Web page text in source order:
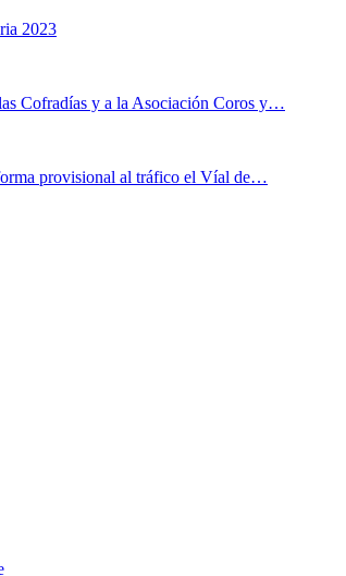
2023
Cofradías y a la Asociación Coros y…
provisional al tráfico el Víal de…